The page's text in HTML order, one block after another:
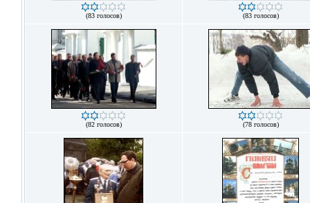
(83 голосов) (83 голосов)
(82 голосов) (78 голосов)